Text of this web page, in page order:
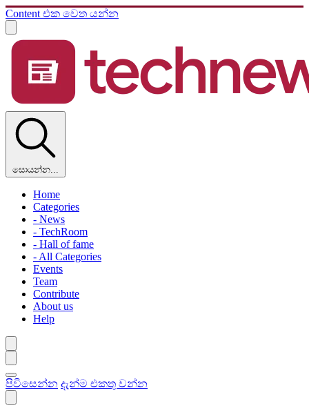
Content එක වෙත යන්න
සොයන්න...
Home
Categories
- News
- TechRoom
- Hall of fame
- All Categories
Events
Team
Contribute
About us
Help
පිවිසෙන්න දැන්ම එකතු වන්න